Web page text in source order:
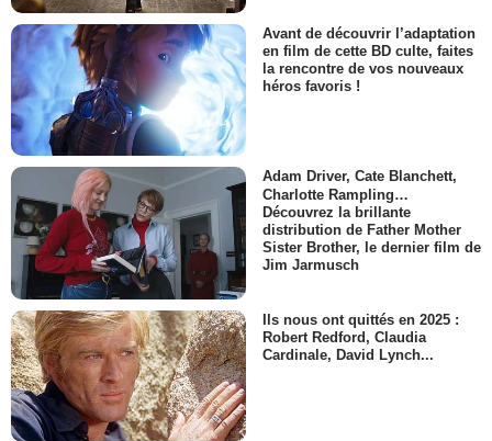
Avant de découvrir l’adaptation
en film de cette BD culte, faites
la rencontre de vos nouveaux
héros favoris !
Adam Driver, Cate Blanchett,
Charlotte Rampling…
Découvrez la brillante
distribution de Father Mother
Sister Brother, le dernier film de
Jim Jarmusch
Ils nous ont quittés en 2025 :
Robert Redford, Claudia
Cardinale, David Lynch...